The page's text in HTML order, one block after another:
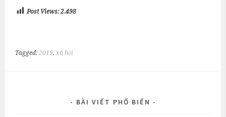
Post Views: 2.498
Tagged:2019,xã hội
BÀI VIẾT PHỔ BIẾN